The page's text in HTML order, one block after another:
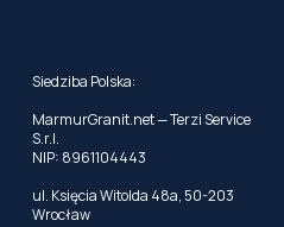
Siedziba Polska:
MarmurGranit.net — Terzi Service
S.r.l.
NIP: 8961104443
ul. Księcia Witolda 48a, 50-203
Wrocław